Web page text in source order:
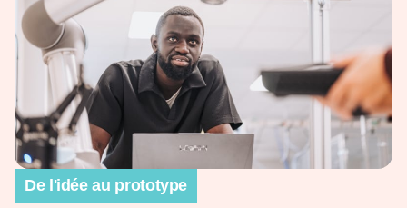
De l'idée au prototype